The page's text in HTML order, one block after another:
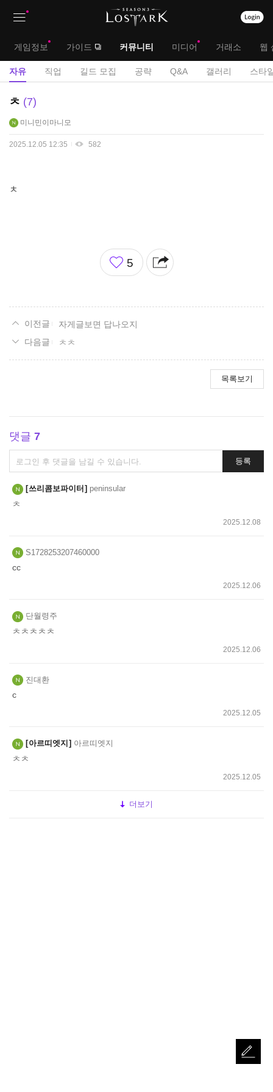
대
메
게임정보 가이드 커뮤니티 미디어 거래소 웹
서
자유 직업 길드 모집 공략 Q&A 갤러리 스타
자
게
ㅊ 7
미니민이마니모
2025.12.05 12:35 582
ㅊ
좋
아
5
자게글보면 답나오지
ㅊㅊ
목록보기
댓글 7
댓
글
쓰
기
등록
쓰리콤보파이터 peninsular
ㅊ
2025.12.08
S1728253207460000
cc
2025.12.06
단월령주
ㅊㅊㅊㅊㅊ
2025.12.06
진대환
c
2025.12.05
아르띠엣지 아르띠엣지
ㅊㅊ
2025.12.05
더보기